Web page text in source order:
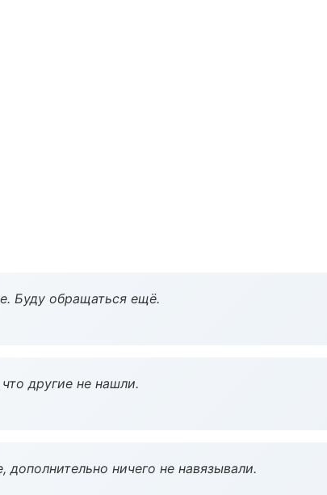
Буду обращаться ещё.
другие не нашли.
ничего не навязывали.